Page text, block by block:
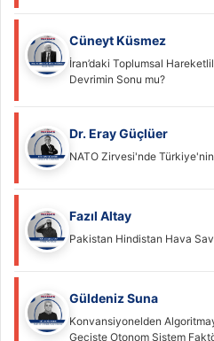
Cüneyt Küsmez
İran’daki Toplumsal
Devrimin Sonu mu?
Dr. Eray Güçlüer
NATO Zirvesi'nde
Fazıl Altay
Pakistan Hindistan Hava
Güldeniz Suna
Konvansiyonelden
Geçişte Otonom Sistem